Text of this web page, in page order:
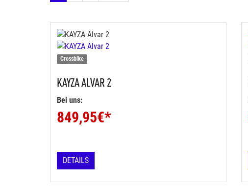
Crossbike
KAYZAALVAR 2
Bei uns:
849,95€*
DETAILS